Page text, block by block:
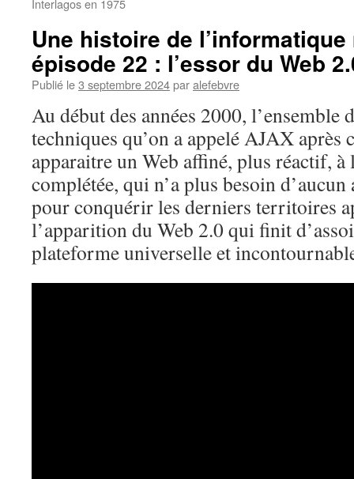
Interlagos en 1975
Une histoire de
épisode 22 : l’essor du Web
Publié le3 septembre 2024paralefebvre
Au début des années 2000, l’ensemble
techniques qu’on a appelé AJAX après
apparaitre un Web affiné, plus réactif,
complétée, qui n’a plus besoin
pour conquérir les derniers territoires
l’apparition du Web 2.0 qui finit
plateforme universelle et